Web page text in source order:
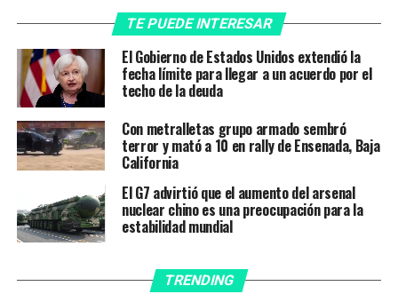
Las muertes por armas de
niños y adolescentes
negros fueron cuatro veces
mayores que las de
menores blancos.
La brecha entre ambas causas fue cerrándose, hasta
invertirse, desde que en las últimas décadas se
mejoraron las medidas de seguridad en el tránsito
mientras fueron incrementándose las muertes por el
TE PUEDE INTERESAR
El Gobierno de Estados Unidos extendió la
fecha límite para llegar a un acuerdo por el
techo de la deuda
Con metralletas grupo armado sembró
terror y mató a 10 en rally de Ensenada, Baja
California
El G7 advirtió que el aumento del arsenal
nuclear chino es una preocupación para la
estabilidad mundial
TRENDING